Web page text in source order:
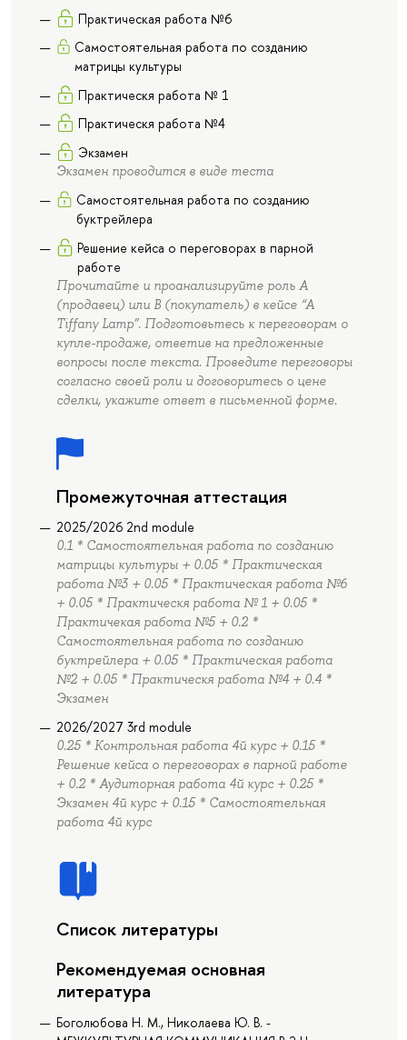
Практическая работа №6
Самостоятельная работа по созданию
матрицы культуры
Практическя работа № 1
Практическя работа №4
Экзамен
Экзамен проводится в виде теста
Самостоятельная работа по созданию
буктрейлера
Решение кейса о переговорах в парной
работе
Прочитайте и проанализируйте роль А
(продавец) или В (покупатель) в кейсе “A
Tiffany Lamp”. Подготовьтесь к переговорам о
купле-продаже, ответив на предложенные
вопросы после текста. Проведите переговоры
согласно своей роли и договоритесь о цене
сделки, укажите ответ в письменной форме.
Промежуточная аттестация
2025/2026 2nd module
0.1 * Самостоятельная работа по созданию
матрицы культуры + 0.05 * Практическая
работа №3 + 0.05 * Практическая работа №6
+ 0.05 * Практическя работа № 1 + 0.05 *
Практичекая работа №5 + 0.2 *
Самостоятельная работа по созданию
буктрейлера + 0.05 * Практическая работа
№2 + 0.05 * Практическя работа №4 + 0.4 *
Экзамен
2026/2027 3rd module
0.25 * Контрольная работа 4й курс + 0.15 *
Решение кейса о переговорах в парной работе
+ 0.2 * Аудиторная работа 4й курс + 0.25 *
Экзамен 4й курс + 0.15 * Самостоятельная
работа 4й курс
Список литературы
Рекомендуемая основная
литература
Боголюбова Н. М., Николаева Ю. В. -